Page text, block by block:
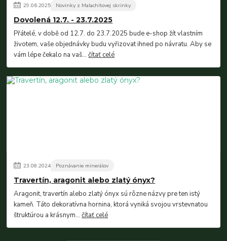
29.06.2025 Novinky z Malachitovej skrinky
Dovolená 12.7. - 23.7.2025
Přátelé, v době od 12.7. do 23.7.2025 bude e-shop žít vlastním
životem, vaše objednávky budu vyřizovat ihned po návratu. Aby se
vám lépe čekalo na vaš...čítať celé
23.08.2024 Poznávanie minerálov
Travertín, aragonit alebo zlatý ónyx?
Aragonit, travertín alebo zlatý ónyx sú rôzne názvy pre ten istý
kameň. Táto dekoratívna hornina, ktorá vyniká svojou vrstevnatou
štruktúrou a krásnym...čítať celé